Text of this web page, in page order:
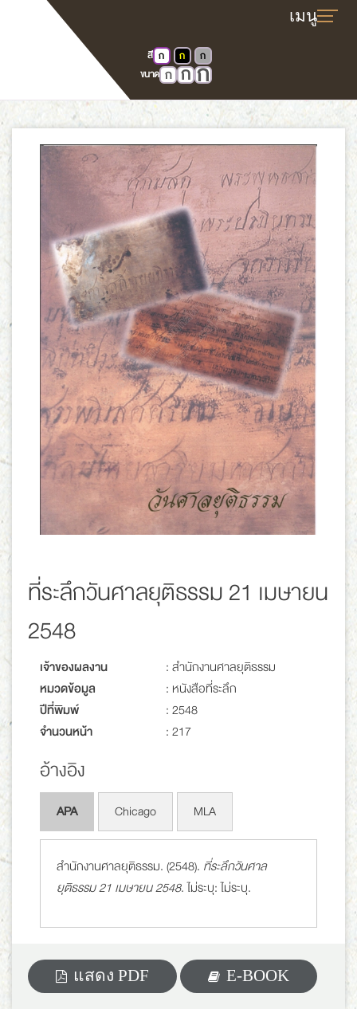
สี ก ก
ก
ขนาด ก ก ก
E-book
ที่ระลึกวันศาลยุติธรรม 21 เมษายน
2548
เจ้าของผลงาน
: สำนักงานศาลยุติธรรม
หมวดข้อมูล
: หนังสือที่ระลึก
ปีที่พิมพ์
: 2548
จำนวนหน้า
: 217
อ้างอิง
APA Chicago MLA
สำนักงานศาลยุติธรรม. (2548). ที่ระลึกวันศาล
ยุติธรรม 21 เมษายน 2548. ไม่ระบุ: ไม่ระบุ.
แสดง PDF E-BOOK